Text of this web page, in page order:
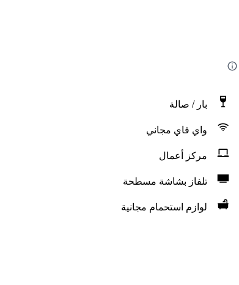
بار / صالة
واي فاي مجاني
مركز أعمال
تلفاز بشاشة مسطحة
لوازم استحمام مجانية